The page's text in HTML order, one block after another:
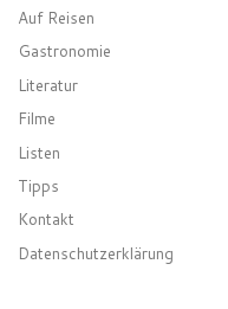
Auf Reisen
Gastronomie
Literatur
Filme
Listen
Tipps
Kontakt
Datenschutzerklärung